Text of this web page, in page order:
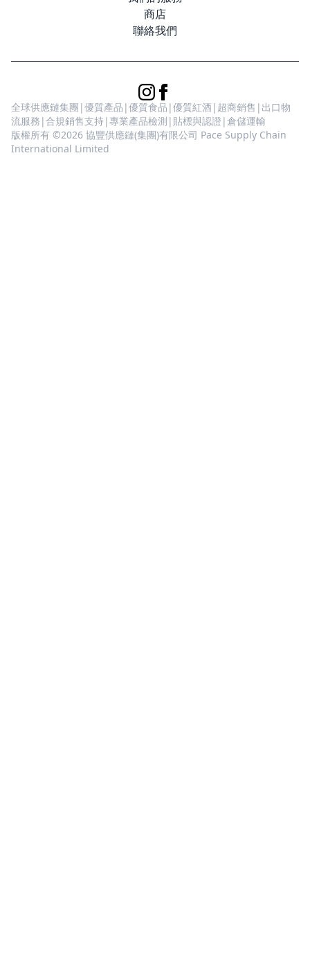
商店
聯絡我們
全球供應鏈集團|優質產品|優質食品|優質紅酒|超商銷售|出口物
流服務|合規銷售支持|專業產品檢測|貼標與認證|倉儲運輸
版權所有 ©2026 協豐供應鏈(集團)有限公司 Pace Supply Chain
International Limited